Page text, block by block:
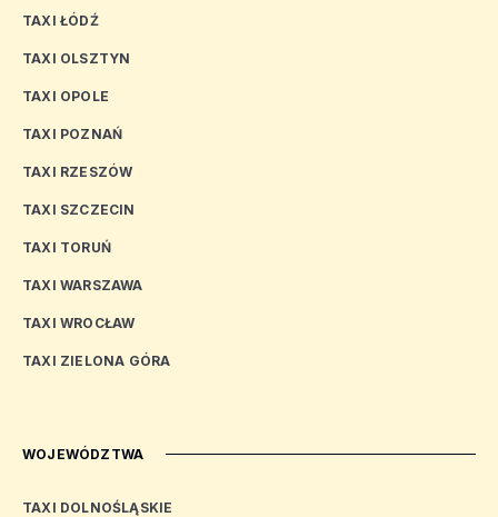
TAXI ŁÓDŹ
TAXI OLSZTYN
TAXI OPOLE
TAXI POZNAŃ
TAXI RZESZÓW
TAXI SZCZECIN
TAXI TORUŃ
TAXI WARSZAWA
TAXI WROCŁAW
TAXI ZIELONA GÓRA
WOJEWÓDZTWA
TAXI DOLNOŚLĄSKIE